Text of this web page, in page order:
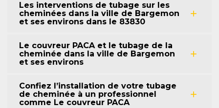
Les interventions de tubage sur les
cheminées dans la ville de Bargemon
et ses environs dans le 83830
Le couvreur PACA et le tubage de la
cheminée dans la ville de Bargemon
et ses environs
Confiez l’installation de votre tubage
de cheminée à un professionnel
comme Le couvreur PACA